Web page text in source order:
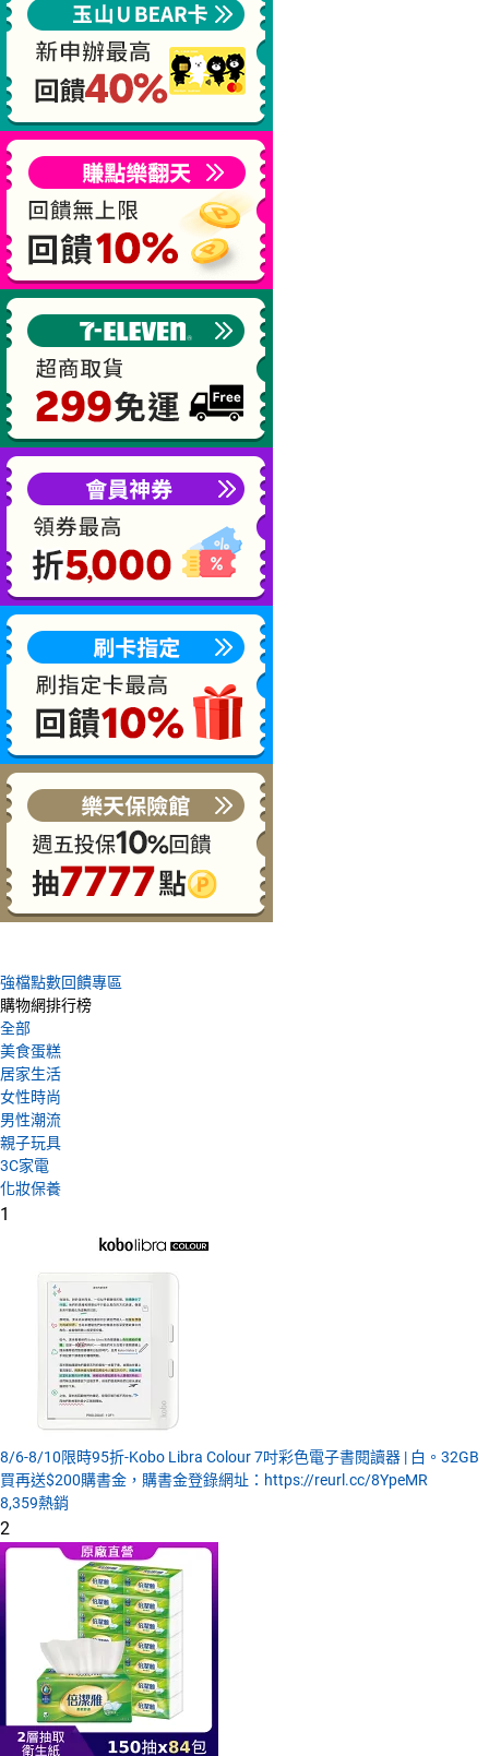
強檔點數回饋專區
購物網排行榜
全部
美食蛋糕
居家生活
女性時尚
男性潮流
親子玩具
3C家電
化妝保養
1
8/6-8/10限時95折-Kobo Libra Colour 7吋彩色電子書閱讀器 | 白。32GB
買再送$200購書金，購書金登錄網址：https://reurl.cc/8YpeMR
8,359熱銷
2